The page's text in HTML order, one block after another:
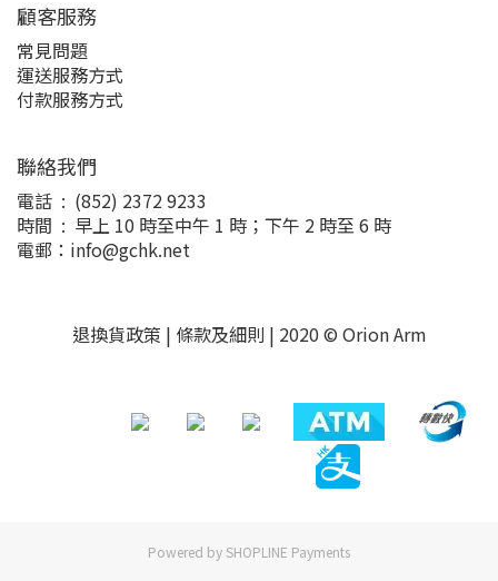
顧客服務
常見問題
運送服務方式
付款服務方式
聯絡我們
電話 : (852) 2372 9233
時間 : 早上 10 時至中午 1 時；下午 2 時至 6 時
電郵：info@gchk.net
退換貨政策 | 條款及細則 | 2020 © Orion Arm
Powered by SHOPLINE Payments